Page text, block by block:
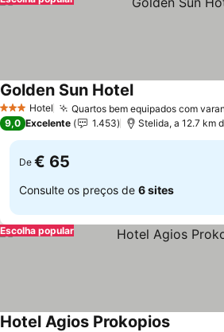
3 EstrelasHotel Quartos bem equipados com
Golden Sun Hotel
9,0 Excelente 1.453 Stelida, a 12.7 km
De € 65
Consulte os preços de 6 sites
Escolha popular
Hotel Agios Prokopios